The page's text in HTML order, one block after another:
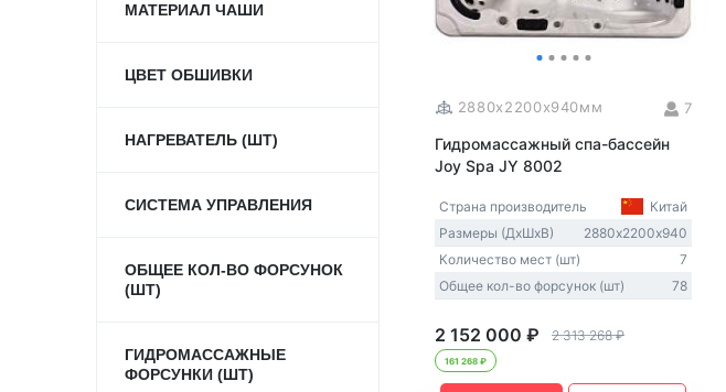
МАТЕРИАЛ ЧАШИ
ЦВЕТ ОБШИВКИ
НАГРЕВАТЕЛЬ (ШТ)
СИСТЕМА УПРАВЛЕНИЯ
ОБЩЕЕ КОЛ-ВО ФОРСУНОК
(ШТ)
ГИДРОМАССАЖНЫЕ
ФОРСУНКИ (ШТ)
2880x2200x940мм 7
Гидромассажный спа-бассейн
Joy Spa JY 8002
Страна производитель
Китай
Размеры (ДxШxВ)
2880х2200х940
Количество мест (шт)
7
Общее кол-во форсунок (шт)
78
2 152 000 ₽ 2 313 268 ₽
161 268 ₽